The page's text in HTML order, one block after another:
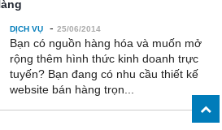
DỊCH VỤ - 25/06/2014
Bạn có nguồn hàng hóa và muốn mở
rộng thêm hình thức kinh doanh trực
tuyến? Bạn đang có nhu cầu thiết kế
website bán hàng trọn...